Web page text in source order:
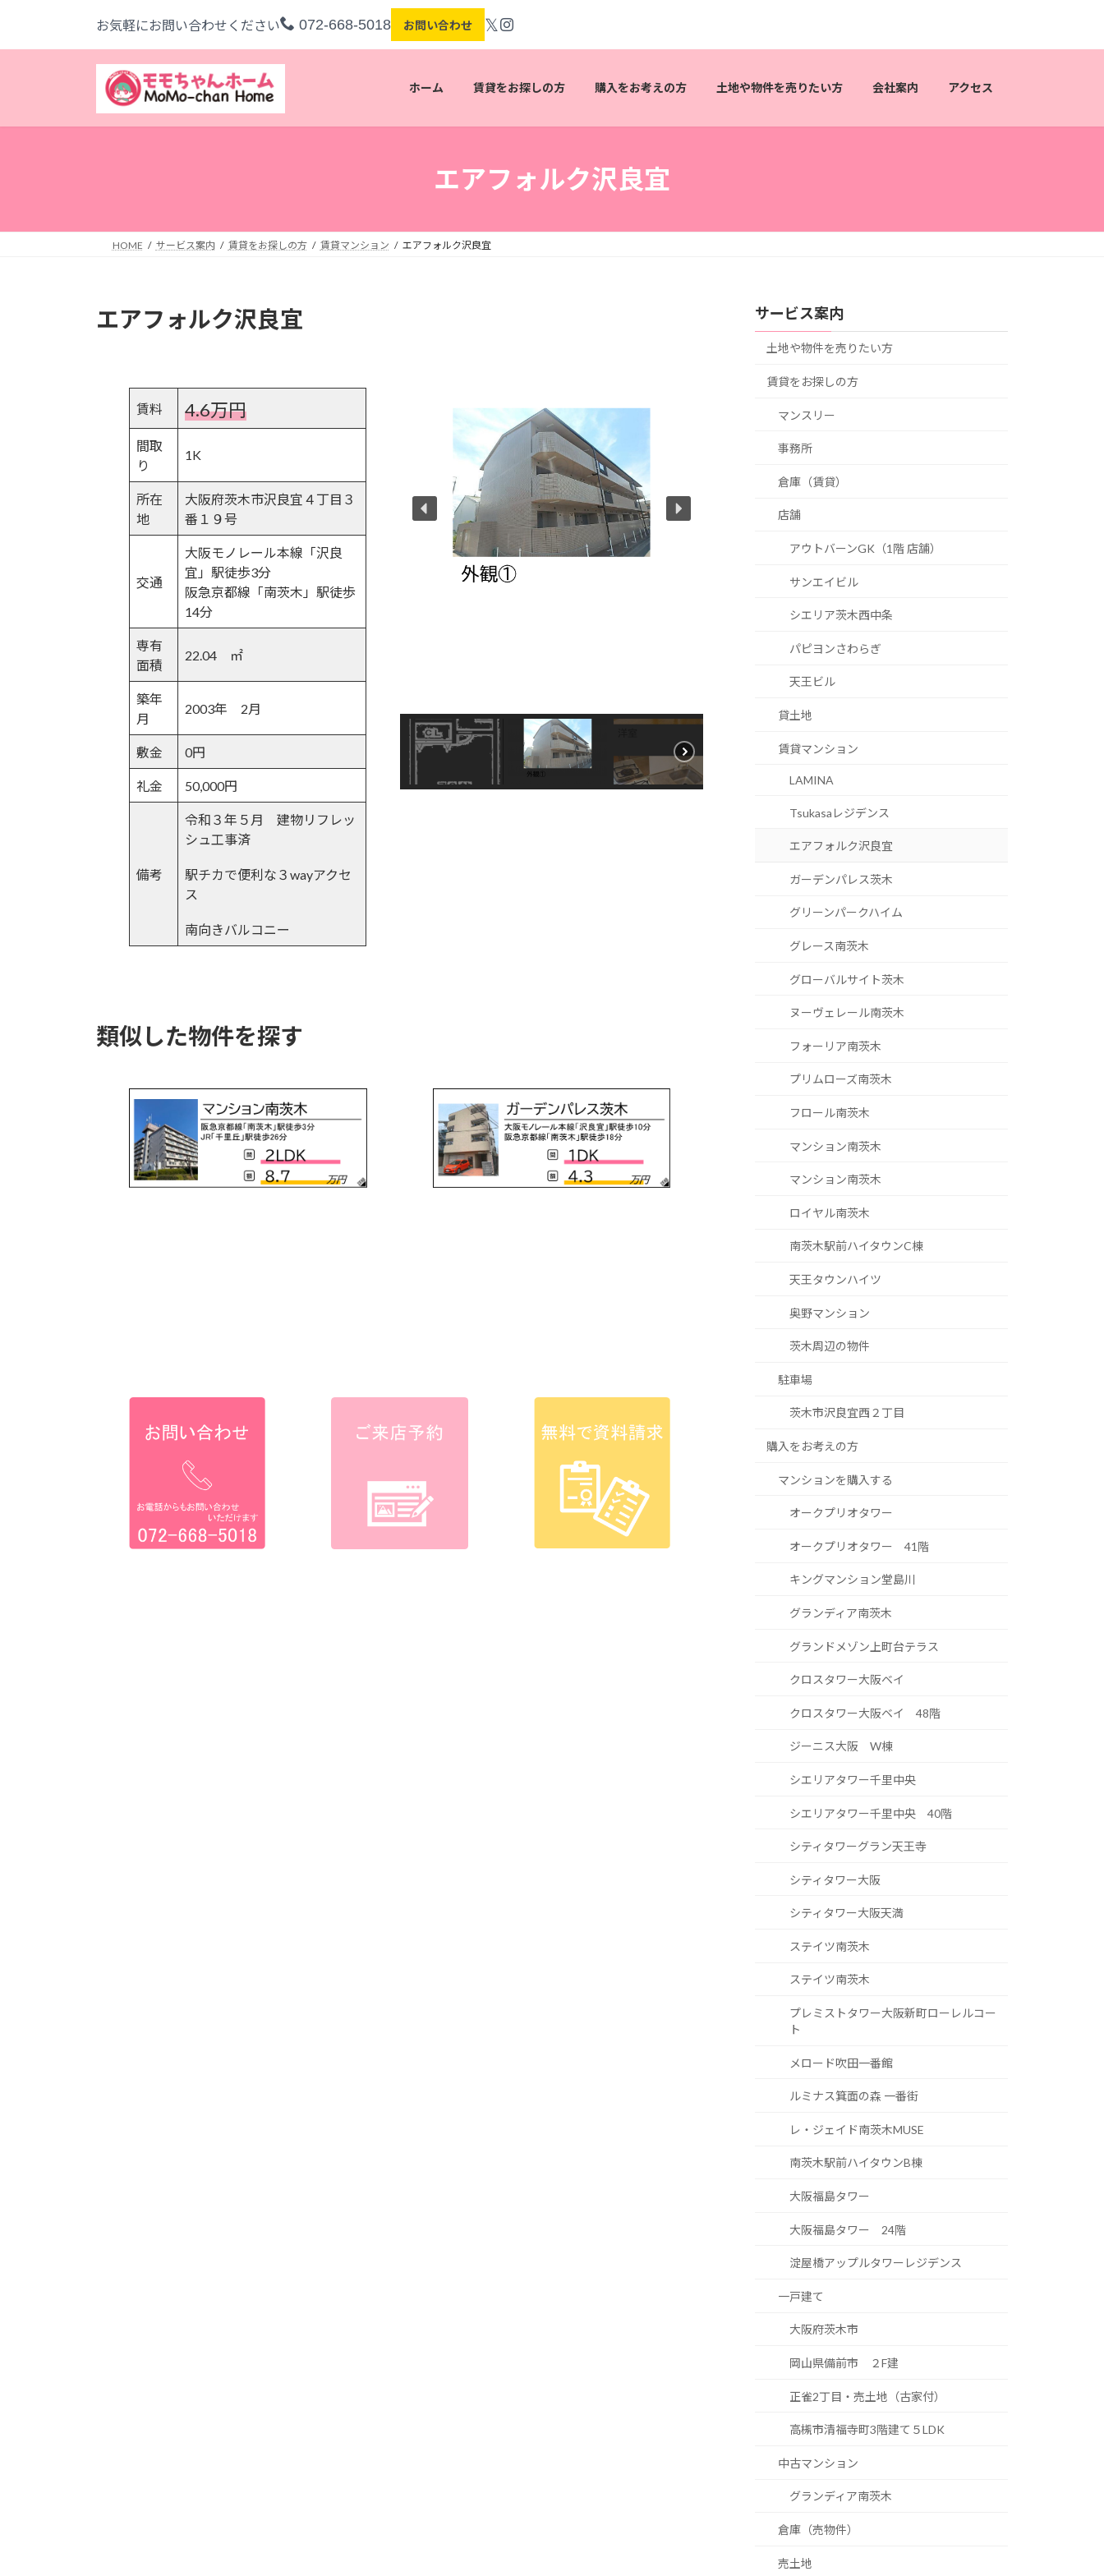
テ
ス
ゲ
ン
お気軽にお問い合わせください 072-668-5018 お問い合わせ 𝕏
ホーム 賃貸をお探しの方 購入をお考えの方 土地や物件を売りたい方 会社案内 アクセス
エアフォルク沢良宜
HOME サービス案内 賃貸をお探しの方 賃貸マンション エアフォルク沢良宜
エアフォルク沢良宜
賃料 4.6万円
間取
り
1K
所在
地
大阪府茨木市沢良宜４丁目３
番１９号
交通
大阪モノレール本線「沢良
宜」駅徒歩3分
阪急京都線「南茨木」駅徒歩
14分
専有
面積
22.04 ㎡
築年
月
2003年 2月
敷金 0円
礼金 50,000円
備考
令和３年５月 建物リフレッ
シュ工事済
駅チカで便利な３wayアクセ
ス
南向きバルコニー
類似した物件を探す
サービス案内
土地や物件を売りたい方
賃貸をお探しの方
マンスリー
事務所
倉庫（賃貸）
店舗
アウトバーンGK（1階 店舗）
サンエイビル
シエリア茨木西中条
パピヨンさわらぎ
天王ビル
貸土地
賃貸マンション
LAMINA
Tsukasaレジデンス
エアフォルク沢良宜
ガーデンパレス茨木
グリーンパークハイム
グレース南茨木
グローバルサイト茨木
ヌーヴェレール南茨木
フォーリア南茨木
プリムローズ南茨木
フロール南茨木
マンション南茨木
マンション南茨木
ロイヤル南茨木
南茨木駅前ハイタウンC棟
天王タウンハイツ
奥野マンション
茨木周辺の物件
駐車場
茨木市沢良宜西２丁目
購入をお考えの方
マンションを購入する
オークプリオタワー
オークプリオタワー 41階
キングマンション堂島川
グランディア南茨木
グランドメゾン上町台テラス
クロスタワー大阪ベイ
クロスタワー大阪ベイ 48階
ジーニス大阪 W棟
シエリアタワー千里中央
シエリアタワー千里中央 40階
シティタワーグラン天王寺
シティタワー大阪
シティタワー大阪天満
ステイツ南茨木
ステイツ南茨木
プレミストタワー大阪新町ローレルコー
ト
メロード吹田一番館
ルミナス箕面の森 一番街
レ・ジェイド南茨木MUSE
南茨木駅前ハイタウンB棟
大阪福島タワー
大阪福島タワー 24階
淀屋橋アップルタワーレジデンス
一戸建て
大阪府茨木市
岡山県備前市 ２F建
正雀2丁目・売土地（古家付）
高槻市清福寺町3階建て５LDK
中古マンション
グランディア南茨木
倉庫（売物件）
売土地